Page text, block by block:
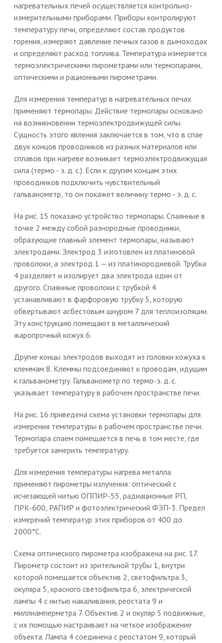
нагревательных печей осуществляется контрольно-
измерительными приборами. Приборы контролируют
температуру печи, определяют состав продуктов
горения, измеряют давление печных газов в дымоходах
и определяют расход топлива. Температура измеряется
термоэлектрическими пирометрами или термопарами,
оптическими и рационными пирометрами.
Для измерения температур в нагревательных печах
применяют термопары. Действие термопары основано
на возникновении термоэлектродвижущей силы.
Сущность этого явления заключается в том, что в спае
двух концов проводников из разных материалов или
сплавов при нагреве возникает термоэлектродвижущая
сила (термо - э. д. с.). Если к другим концам этих
проводников подключить чувствительный
гальванометр, то он покажет величину термо - э. д. с.
На рис. 15 показано устройство термопары. Спаянные в
точке 2 между собой разнородные проводники,
образующие главный элемент термопары, называют
электродами. Электрод 3 изготовлен из платиновой
проволоки, а электрод 1 — из платинородиевой. Трубка
4 разделяет и изолирует два электрода один от
другого. Спаянные проволоки с трубкой 4
устанавливают в фарфоровую трубку 5, которую
обвертывают асбестовым шнуром 7 для теплоизоляции.
Эту конструкцию помещают в металлический
жаропрочный кожух 6.
Другие концы электродов выходят из головки кожуха к
клеммам 8. Клеммы подсоединяют к проводам, идущим
к гальванометру. Гальванометр по термо-э. д. с.
указывает температуру в рабочем пространстве печи.
На рис. 16 приведена схема установки термопары для
измерения температуры в рабочем пространстве печи.
Термопара спаем помещается в печь в том месте, где
требуется замерить температуру.
Для измерения температуры нагрева металла
применяют пирометры излучения: оптический с
исчезающей нитью ОППИР-55, радиационные РП,
ПРК-600, РАПИР и фотоэлектрический ФЭП-3. Предел
измерений температур этих приборов от 400 до
2000°С.
Схема оптического пирометра изображена на рис. 17.
Пирометр состоит из зрительной трубы 1, внутри
которой помещается объектив 2, светофильтра 3,
окуляра 5, красного светофильтра 6, электрической
лампы 4 с нитью накаливания, реостата 9 и
миллиамперметра 7. Объектив 2 и окуляр 5 подвижные,
с их помощью настраивают на четкое изображение
объекта. Лампа 4 соединена с реостатом 9, который